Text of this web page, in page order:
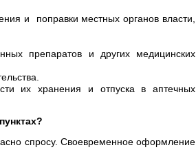
и поправки местных органов власти,
препаратов и других медицинских
их хранения и отпуска в аптечных
спросу. Своевременное оформление